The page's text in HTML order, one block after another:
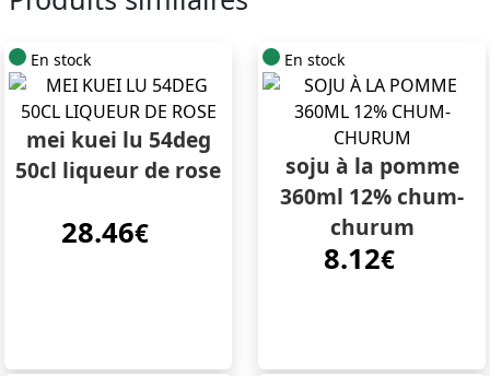
En stock
mei kuei lu 54deg
50cl liqueur de rose
28.46€
En stock
soju à la pomme
360ml 12% chum-
churum
8.12€